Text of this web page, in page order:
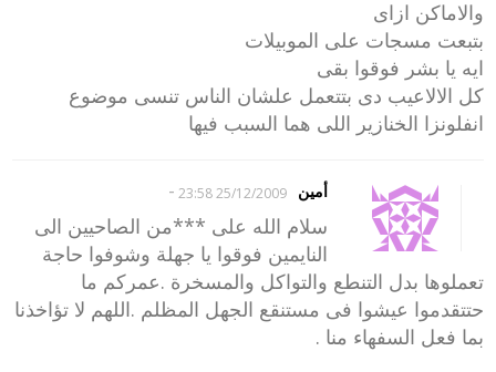
والاماكن ازاى
بتبعت مسجات على الموبيلات
ايه يا بشر فوقوا بقى
كل الالاعيب دى بتتعمل علشان الناس تنسى موضوع
انفلونزا الخنازير اللى هما السبب فيها
أمين 25/12/2009 23:58
-
سلام الله على ***من الصاحيين الى
النايمين فوقوا يا جهلة وشوفوا حاجة
تعملوها بدل التنطع والتواكل والمسخرة .عمركم ما
حتتقدموا عيشوا فى مستنقع الجهل المظلم .اللهم لا تؤاخذنا
بما فعل السفهاء منا .